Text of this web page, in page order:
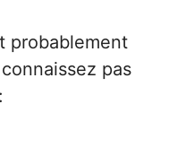
probablement
pas